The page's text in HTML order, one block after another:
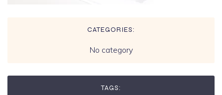
CATEGORIES:
No category
TAGS: